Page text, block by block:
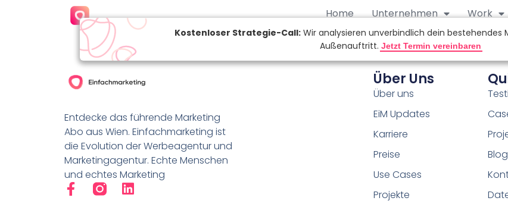
Home Unternehmen Work
Entdecke das führende Marketing
Abo aus Wien. Einfachmarketing ist
die Evolution der Werbeagentur und
Marketingagentur. Echte Menschen
und echtes Marketing
Über Uns
Über uns
EiM Updates
Karriere
Preise
Use Cases
Projekte
Blog